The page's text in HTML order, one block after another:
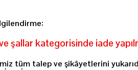
şallar kategorisinde iade
tüm talep ve şikâyetlerini